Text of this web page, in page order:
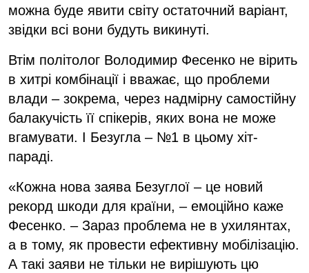
можна буде явити світу остаточний варіант,
звідки всі вони будуть викинуті.
Втім політолог Володимир Фесенко не вірить
в хитрі комбінації і вважає, що проблеми
влади – зокрема, через надмірну самостійну
балакучість її спікерів, яких вона не може
вгамувати. І Безугла – №1 в цьому хіт-
параді.
«Кожна нова заява Безуглої – це новий
рекорд шкоди для країни, – емоційно каже
Фесенко. – Зараз проблема не в ухилянтах,
а в тому, як провести ефективну мобілізацію.
А такі заяви не тільки не вирішують цю